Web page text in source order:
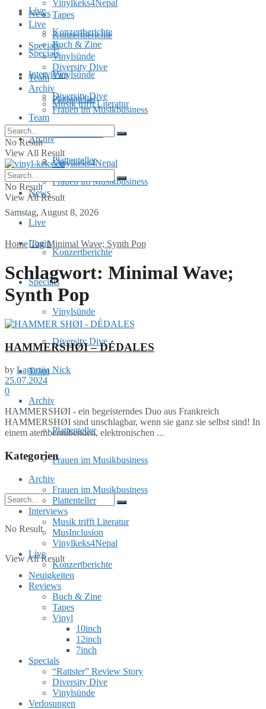
Live
Konzertberichte
Specials
Vinylsünde
Diversity Dive
Team
Archiv
Plattenteller
Frauen im Musikbusiness
Samstag, August 8, 2026
Login
Tapes
Buch & Zine
Interviews
Musik trifft Literatur
Vinylkeks4Nepal
News
Live
Konzertberichte
Specials
Vinylsünde
Diversity Dive
Team
Archiv
Plattenteller
Frauen im Musikbusiness
No Result
View All Result
Vinylkeks4Nepal
News
Live
Konzertberichte
Specials
Vinylsünde
Diversity Dive
Team
Archiv
Plattenteller
Frauen im Musikbusiness
No Result
View All Result
No Result
View All Result
Home Tag Minimal Wave; Synth Pop
Schlagwort: Minimal Wave;
Synth Pop
HAMMERSHØI – DÉDALES
by Lagartija Nick
25.07.2024
0
HAMMERSHØI - ein begeisterndes Duo aus Frankreich
HAMMERSHØI sind unschlagbar, wenn sie ganz sie selbst sind! In
einem atemberaubenden, elektronischen ...
Kategorien
Archiv
Frauen im Musikbusiness
Plattenteller
Interviews
Musik trifft Literatur
MusInclusion
Vinylkeks4Nepal
Live
Konzertberichte
Neuigkeiten
Reviews
Buch & Zine
Tapes
Vinyl
10inch
12inch
7inch
Specials
“Rattster” Review Story
Diversity Dive
Vinylsünde
Verlosungen